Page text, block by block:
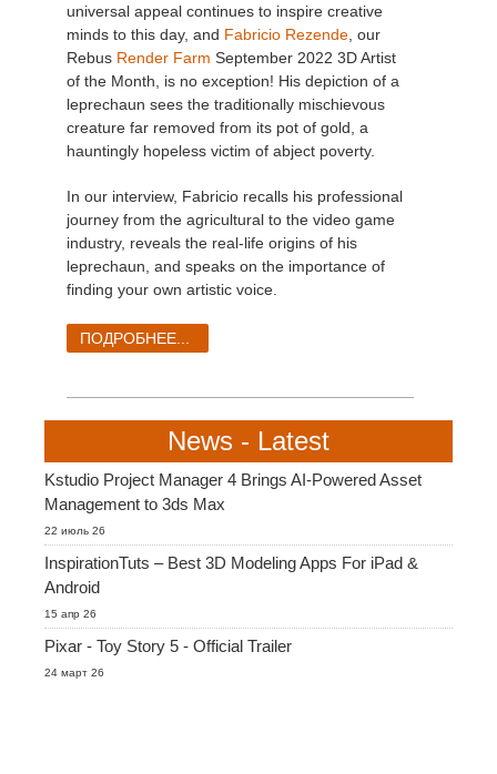
Softimage
LightWave
SketchUp
universal appeal continues to inspire creative
minds to this day, and Fabricio Rezende , our
Rebus Render Farm September 2022 3D Artist
of the Month, is no exception! His depiction of a
leprechaun sees the traditionally mischievous
creature far removed from its pot of gold, a
hauntingly hopeless victim of abject poverty.
In our interview, Fabricio recalls his professional
journey from the agricultural to the video game
industry, reveals the real-life origins of his
leprechaun, and speaks on the importance of
finding your own artistic voice.
ПОДРОБНЕЕ...
News - Latest
Kstudio Project Manager 4 Brings AI-Powered Asset
Management to 3ds Max
22 июль 26
InspirationTuts – Best 3D Modeling Apps For iPad &
Android
15 апр 26
Pixar - Toy Story 5 - Official Trailer
24 март 26